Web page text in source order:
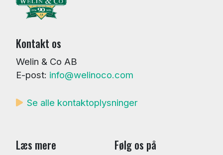
Kontakt os
Welin & Co AB
E-post: info@welinoco.com
Se alle kontaktoplysninger
Læs mere Følg os på